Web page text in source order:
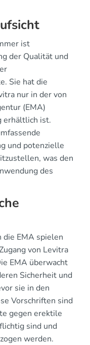
ist
der Qualität und
Sie hat die
nur in der von
(EMA)
erhältlich ist.
und potenzielle
was den
des
die EMA spielen
von Levitra
EMA überwacht
Sicherheit und
sie in den
Vorschriften sind
gegen erektile
sind und
werden.